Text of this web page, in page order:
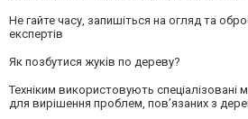
Не гайте часу, запишіться на огляд та
експертів
Як позбутися жуків по дереву?
Техніким використовують спеціалізовані
для вирішення проблем, пов’язаних з